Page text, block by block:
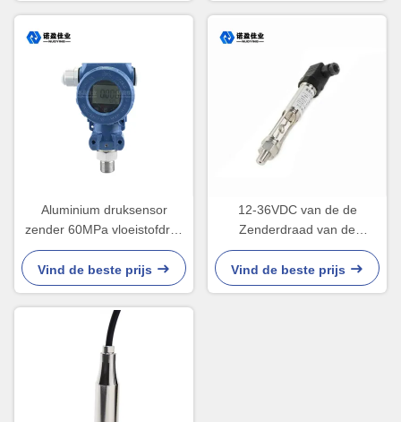
Aluminium druksensor
zender 60MPa vloeistofdruk
zender
Vind de beste prijs
12-36VDC van de de
Zenderdraad van de
druksensor Sensor de Op
hoge temperatuur van de de
Flensdruk
Vind de beste prijs